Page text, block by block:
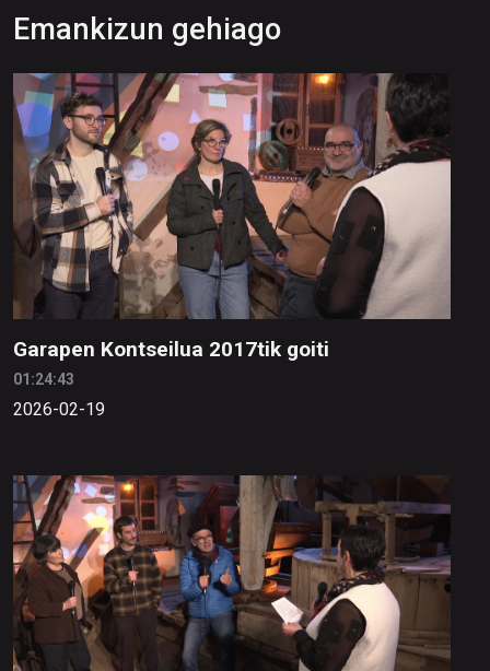
Emankizun gehiago
Garapen Kontseilua 2017tik goiti
01:24:43
2026-02-19